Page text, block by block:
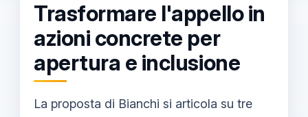
Trasformare l'appello in
azioni concrete per
apertura e inclusione
La proposta di Bianchi si articola su tre